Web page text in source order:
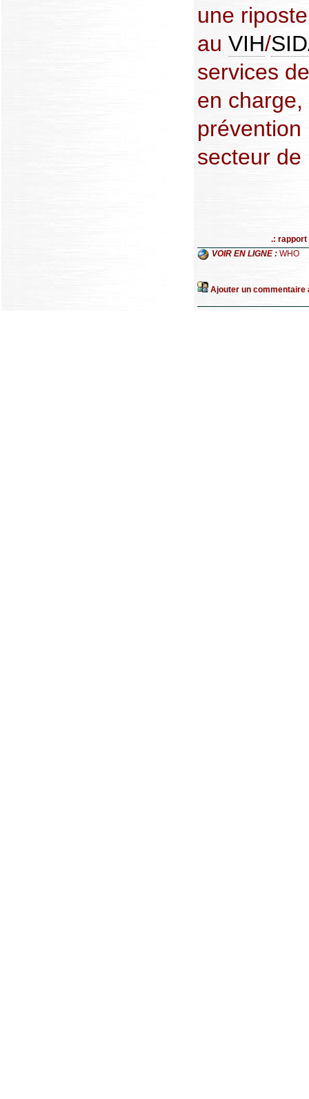
une
au VIH/
services
en charge,
prévention
secteur de
.: rapport
VOIR EN LIGNE : WHO
Ajouter un commentaire